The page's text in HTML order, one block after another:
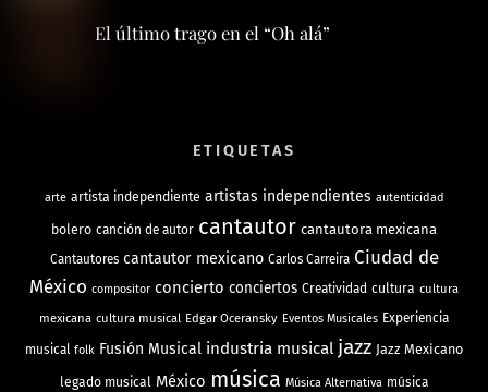
El último trago en el “Oh alá”
ETIQUETAS
arte artista independiente artistas independientes autenticidad
bolero canción de autor cantautor cantautora mexicana
Cantautores cantautor mexicano Carlos Carreira Ciudad de
México compositor concierto conciertos Creatividad cultura cultura
mexicana cultura musical Edgar Oceransky Eventos Musicales Experiencia
musical folk Fusión Musical industria musical jazz Jazz Mexicano
legado musical México música Música Alternativa música